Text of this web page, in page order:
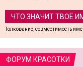
ЧТО ЗНАЧИТ ТВОЁ
Толкование, совместимость
ФОРУМ КРАСОТКИ